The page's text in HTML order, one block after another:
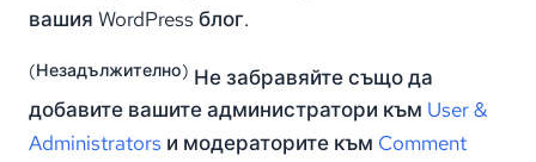
вашия WordPress блог.
(Незадължително) Не забравяйте също да
добавите вашите администратори към User &
Administrators и модераторите към Comment